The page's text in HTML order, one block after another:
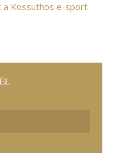
Kossuthos e-sport